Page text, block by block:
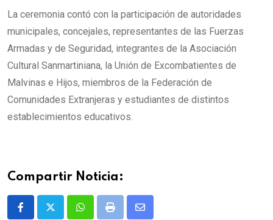
La ceremonia contó con la participación de autoridades
municipales, concejales, representantes de las Fuerzas
Armadas y de Seguridad, integrantes de la Asociación
Cultural Sanmartiniana, la Unión de Excombatientes de
Malvinas e Hijos, miembros de la Federación de
Comunidades Extranjeras y estudiantes de distintos
establecimientos educativos.
Compartir Noticia:
WhatsappPrint Share